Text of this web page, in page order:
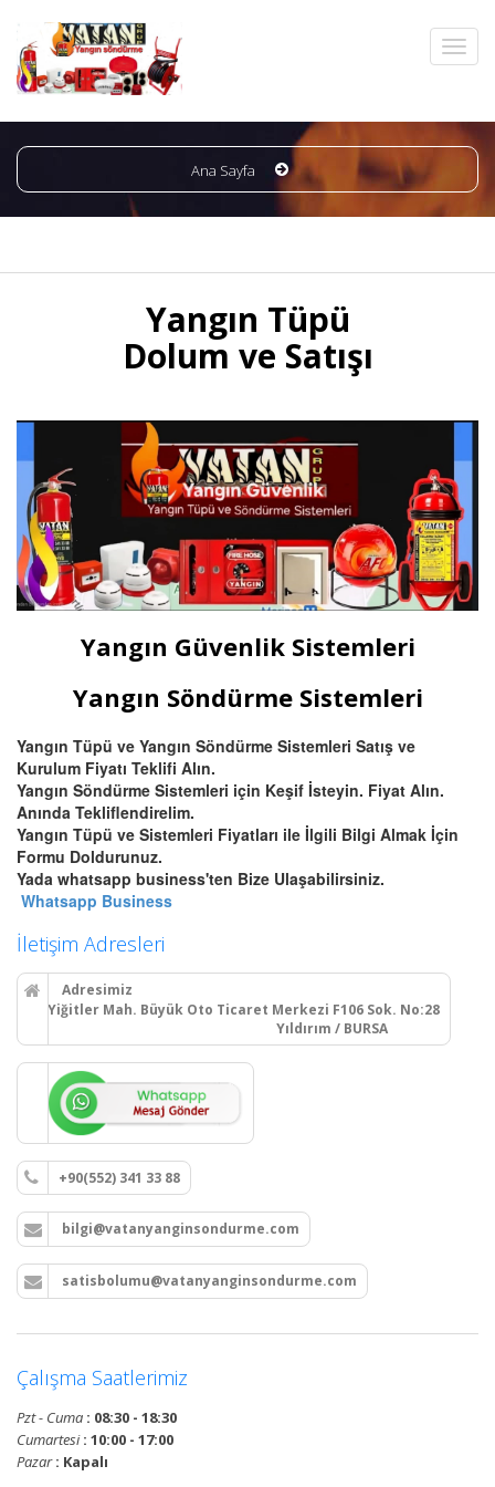
Ana Sayfa
Yangın Tüpü
Dolum ve Satışı
Yangın Güvenlik Sistemleri
Yangın Söndürme Sistemleri
Yangın Tüpü ve Yangın Söndürme Sistemleri Satış ve
Kurulum Fiyatı Teklifi Alın.
Yangın Söndürme Sistemleri için Keşif İsteyin. Fiyat Alın.
Anında Tekliflendirelim.
Yangın Tüpü ve Sistemleri Fiyatları ile İlgili Bilgi Almak İçin
Formu Doldurunuz.
Yada whatsapp business'ten Bize Ulaşabilirsiniz.
Whatsapp Business
İletişim Adresleri
Adresimiz
Yiğitler Mah. Büyük Oto Ticaret Merkezi F106 Sok. No:28
Yıldırım / BURSA
+90(552) 341 33 88
bilgi@vatanyanginsondurme.com
satisbolumu@vatanyanginsondurme.com
Çalışma Saatlerimiz
Pzt - Cuma : 08:30 - 18:30
Cumartesi: 10:00 - 17:00
Pazar: Kapalı